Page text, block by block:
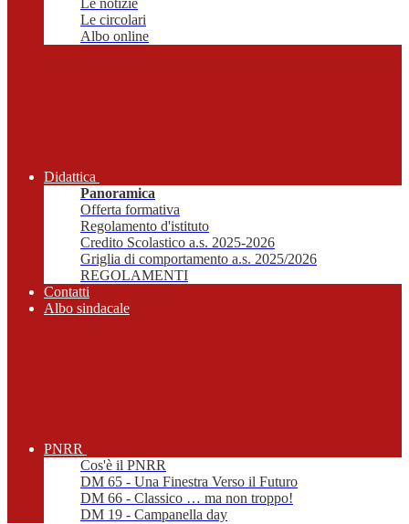
Le notizie
Le circolari
Albo online
Didattica
Panoramica
Offerta formativa
Regolamento d'istituto
Credito Scolastico a.s. 2025-2026
Griglia di comportamento a.s. 2025/2026
REGOLAMENTI
Contatti
Albo sindacale
PNRR
Cos'è il PNRR
DM 65 - Una Finestra Verso il Futuro
DM 66 - Classico … ma non troppo!
DM 19 - Campanella day